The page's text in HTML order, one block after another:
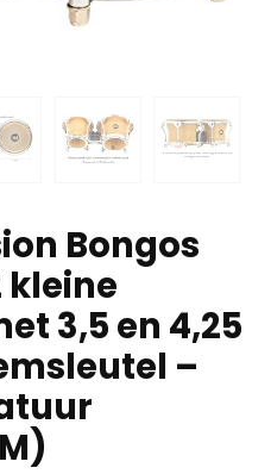
Bongos
kleine
3,5 en 4,25
–